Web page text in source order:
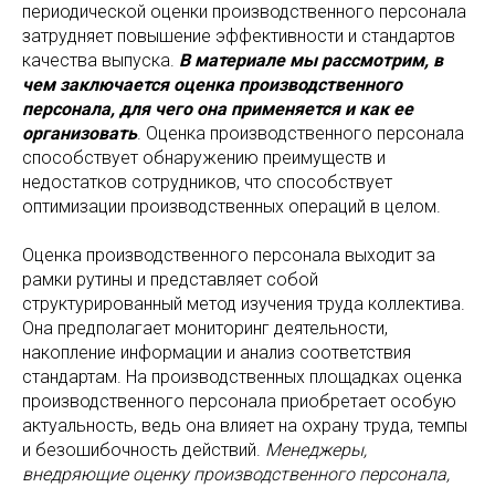
периодической оценки производственного персонала
затрудняет повышение эффективности и стандартов
качества выпуска. В материале мы рассмотрим, в
чем заключается оценка производственного
персонала, для чего она применяется и как ее
организовать. Оценка производственного персонала
способствует обнаружению преимуществ и
недостатков сотрудников, что способствует
оптимизации производственных операций в целом.
Оценка производственного персонала выходит за
рамки рутины и представляет собой
структурированный метод изучения труда коллектива.
Она предполагает мониторинг деятельности,
накопление информации и анализ соответствия
стандартам. На производственных площадках оценка
производственного персонала приобретает особую
актуальность, ведь она влияет на охрану труда, темпы
и безошибочность действий. Менеджеры,
внедряющие оценку производственного персонала,